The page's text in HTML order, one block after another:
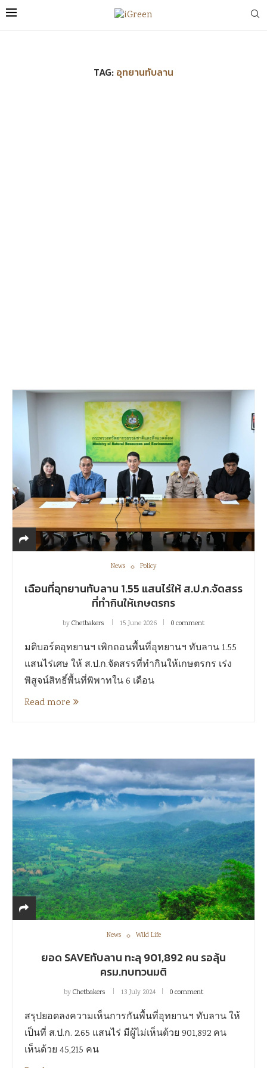
TAG: อุทยานทับลาน
News Policy
เฉือนที่อุทยานทับลาน 1.55 แสนไร่ให้ ส.ป.ก.จัดสรร
ที่ทำกินให้เกษตรกร
byChetbakers 15 June 2026 0 comment
มติบอร์ดอุทยานฯ เพิกถอนพื้นที่อุทยานฯ ทับลาน 1.55
แสนไร่เศษ ให้ ส.ป.ก.จัดสรรที่ทำกินให้เกษตรกร เร่ง
พิสูจน์สิทธิ์พื้นที่พิพาทใน 6 เดือน
Read more
News Wild Life
ยอด SAVEทับลาน ทะลุ 901,892 คน รอลุ้น
ครม.ทบทวนมติ
byChetbakers 13 July 2024 0 comment
สรุปยอดลงความเห็นการกันพื้นที่อุทยานฯ ทับลาน ให้
เป็นที่ ส.ป.ก. 2.65 แสนไร่ มีผู้ไม่เห็นด้วย 901,892 คน
เห็นด้วย 45,215 คน